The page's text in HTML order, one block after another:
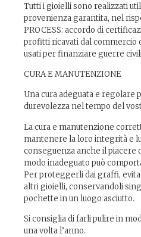
Tutti i gioielli sono realizzati
provenienza garantita, nel
PROCESS: accordo di
profitti ricavati dal commercio
usati per finanziare guerre
CURA E MANUTENZIONE
Una cura adeguata e regolare
durevolezza nel tempo del
La cura e manutenzione
mantenere la loro integrità e
conseguenza anche il piacere
modo inadeguato può
Per proteggerli dai graffi,
altri gioielli, conservandoli
pochette in un luogo asciutto.
Si consiglia di farli pulire in
una volta l’anno.